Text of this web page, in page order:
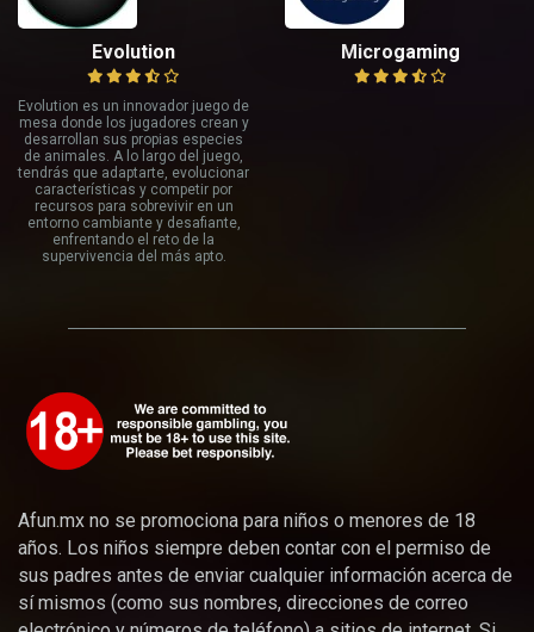
Evolution
Evolution es un innovador juego de
mesa donde los jugadores crean y
desarrollan sus propias especies
de animales. A lo largo del juego,
tendrás que adaptarte, evolucionar
características y competir por
recursos para sobrevivir en un
entorno cambiante y desafiante,
enfrentando el reto de la
supervivencia del más apto.
Microgaming
Afun.mx no se promociona para niños o menores de 18
años. Los niños siempre deben contar con el permiso de
sus padres antes de enviar cualquier información acerca de
sí mismos (como sus nombres, direcciones de correo